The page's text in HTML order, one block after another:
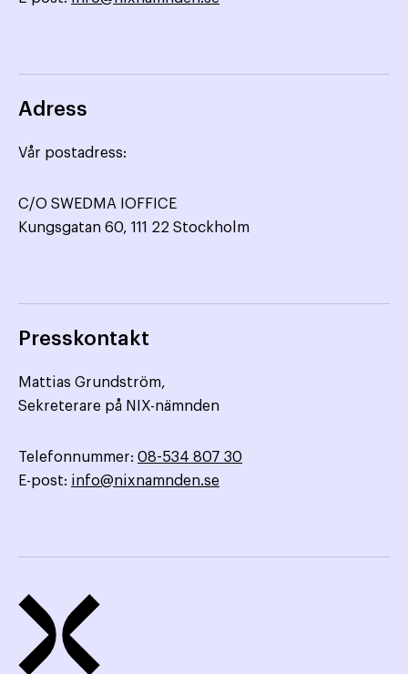
Adress
Vår postadress:
C/O SWEDMA IOFFICE
Kungsgatan 60, 111 22 Stockholm
Presskontakt
Mattias Grundström,
Sekreterare på NIX-nämnden
Telefonnummer: 08-534 807 30
E-post: info@nixnamnden.se